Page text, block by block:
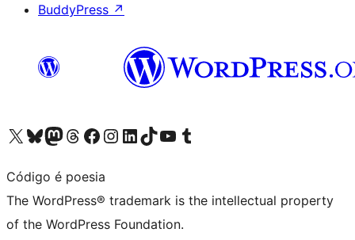
BuddyPress ↗
Visit our X (formerly Twitter) account
Visit our Bluesky account
Visit our Mastodon account
Visit our Threads account
Visit our Facebook page
Visit our Instagram account
Visit our LinkedIn account
Visit our TikTok account
Visit our YouTube channel
Visit our Tumblr account
Código é poesia
The WordPress® trademark is the intellectual property
of the WordPress Foundation.